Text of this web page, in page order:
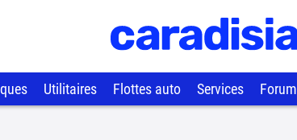
Utilitaires Flottes auto Services Forum